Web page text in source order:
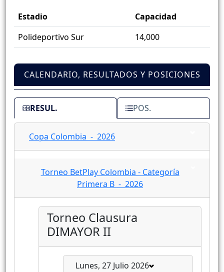
Estadio
Capacidad
Polideportivo Sur
14,000
CALENDARIO, RESULTADOS Y POSICIONES
RESUL. POS.
Copa Colombia - 2026
Torneo BetPlay Colombia - Categoría
Primera B - 2026
Torneo Clausura
DIMAYOR II
Lunes, 27 Julio 2026